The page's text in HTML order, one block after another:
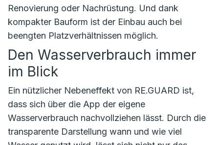
Renovierung oder Nachrüstung. Und dank
kompakter Bauform ist der Einbau auch bei
beengten Platzverhältnissen möglich.
Den Wasserverbrauch immer
im Blick
Ein nützlicher Nebeneffekt von RE.GUARD ist,
dass sich über die App der eigene
Wasserverbrauch nachvollziehen lässt. Durch die
transparente Darstellung wann und wie viel